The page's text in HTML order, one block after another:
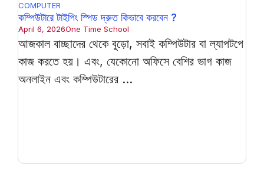
COMPUTER
কম্পিউটারে টাইপিং স্পিড দ্রুত কিভাবে করবেন ?
April 6, 2026One Time School
আজকাল বাচ্ছাদের থেকে বুড়ো, সবাই কম্পিউটার বা ল্যাপটপে
কাজ করতে হয়। এবং, যেকোনো অফিসে বেশির ভাগ কাজ
অনলাইন এবং কম্পিউটারের ...